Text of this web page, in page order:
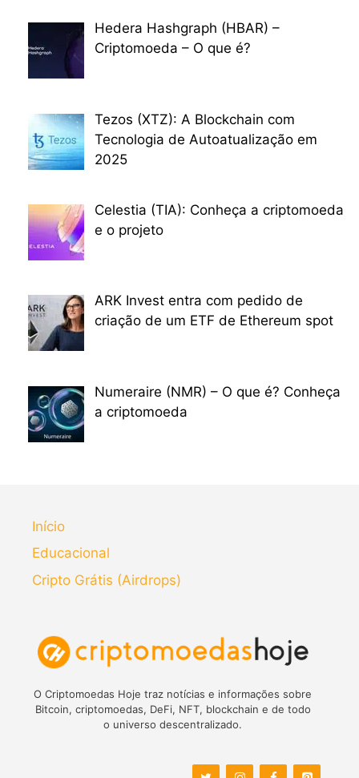
Hedera Hashgraph (HBAR) –
Criptomoeda – O que é?
Tezos (XTZ): A Blockchain com
Tecnologia de Autoatualização em
2025
Celestia (TIA): Conheça a criptomoeda
e o projeto
ARK Invest entra com pedido de
criação de um ETF de Ethereum spot
Numeraire (NMR) – O que é? Conheça
a criptomoeda
Início
Educacional
Cripto Grátis (Airdrops)
O Criptomoedas Hoje traz notícias e informações sobre
Bitcoin, criptomoedas, DeFi, NFT, blockchain e de todo
o universo descentralizado.